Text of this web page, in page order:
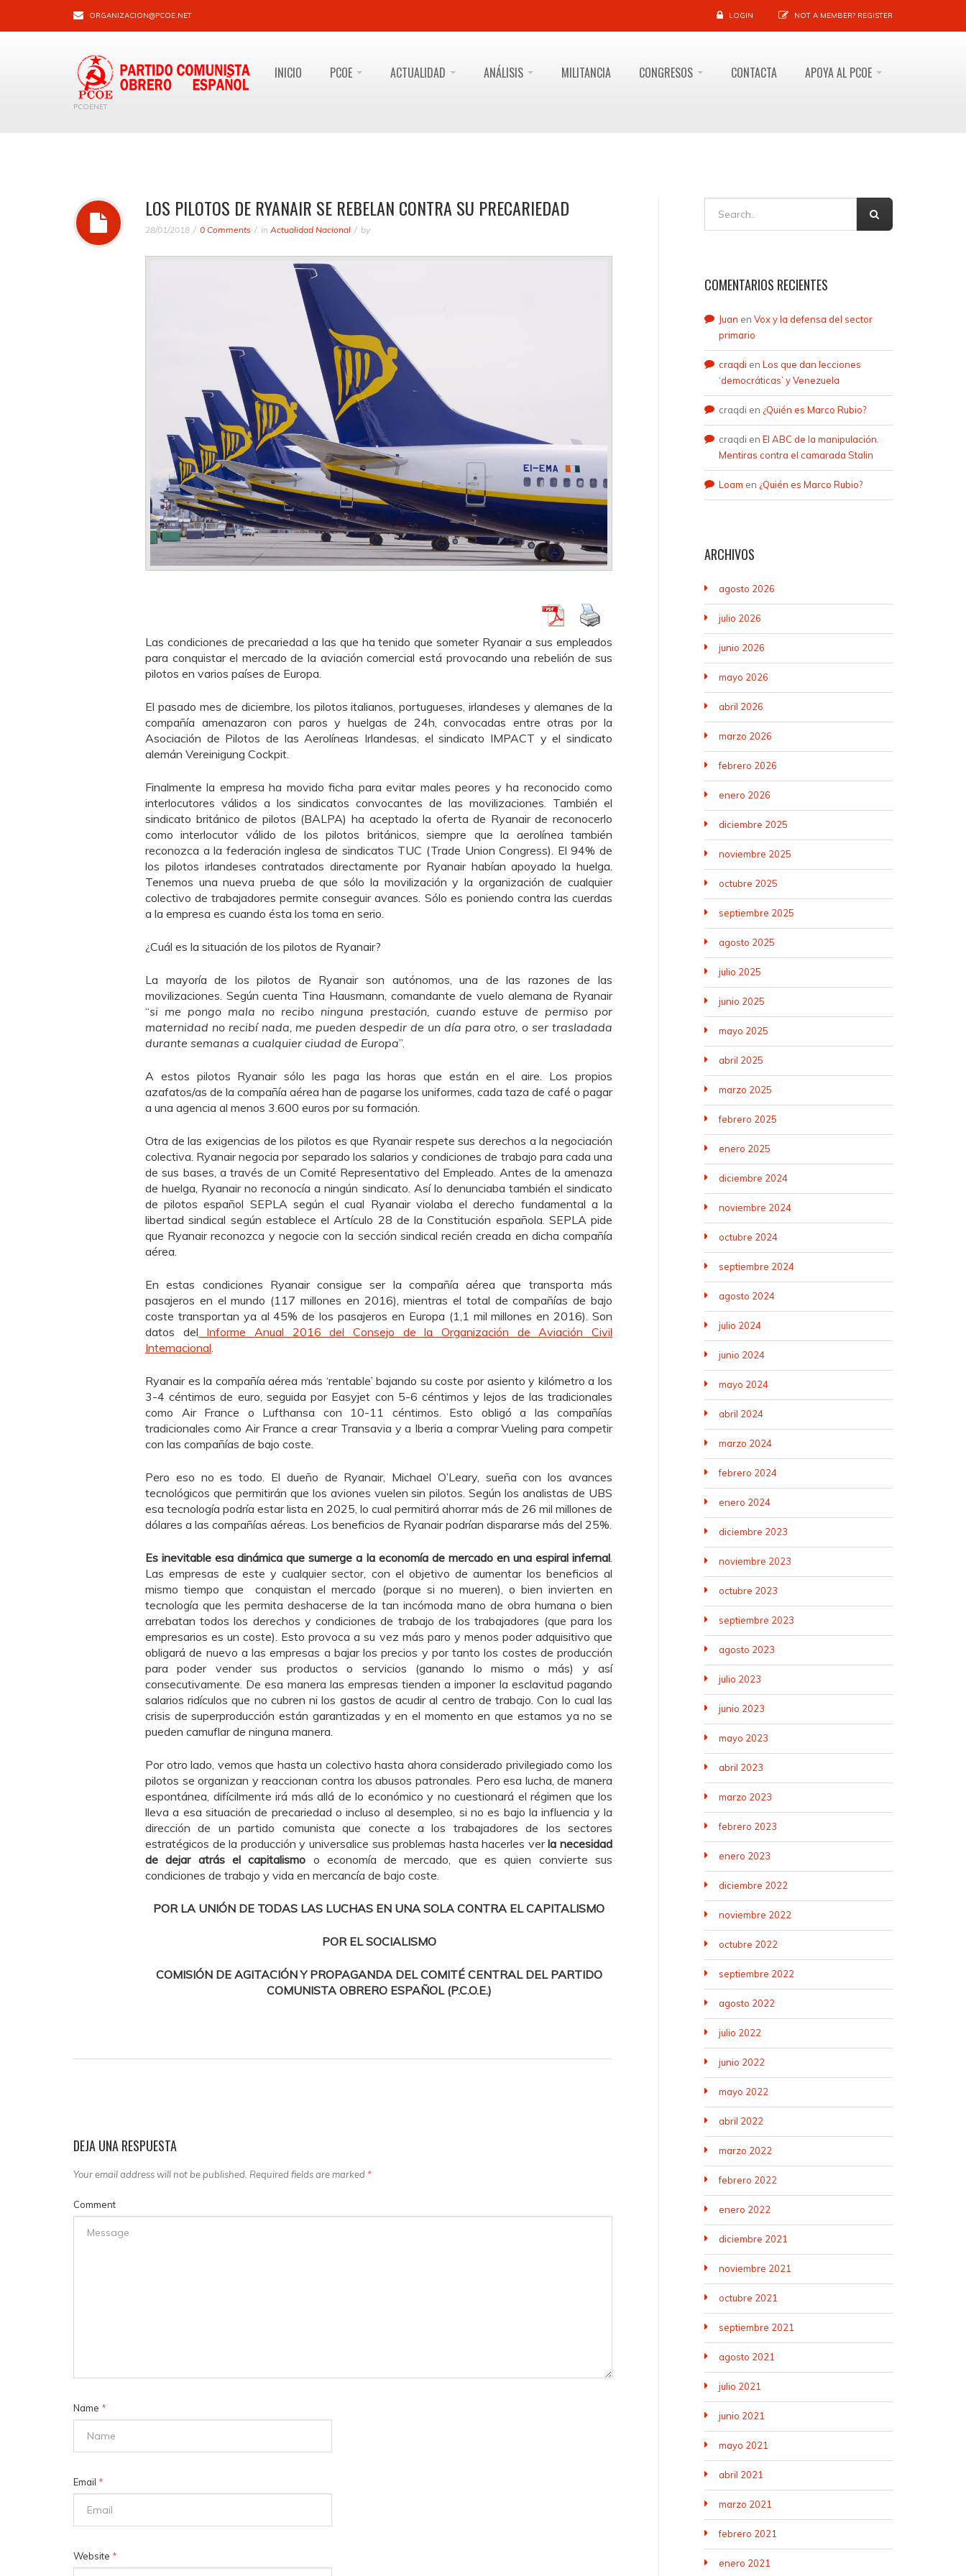
ORGANIZACION@PCOE.NET LOGIN NOT A MEMBER? REGISTER
PCOENET
INICIO PCOE ACTUALIDAD ANÁLISIS MILITANCIA CONGRESOS CONTACTA APOYA AL PCOE
LOS PILOTOS DE RYANAIR SE REBELAN CONTRA SU PRECARIEDAD
28/01/2018 0 Comments in Actualidad Nacional by
Las condiciones de precariedad a las que ha tenido que someter Ryanair a sus empleados
para conquistar el mercado de la aviación comercial está provocando una rebelión de sus
pilotos en varios países de Europa.
El pasado mes de diciembre, los pilotos italianos, portugueses, irlandeses y alemanes de la
compañía amenazaron con paros y huelgas de 24h, convocadas entre otras por la
Asociación de Pilotos de las Aerolíneas Irlandesas, el sindicato IMPACT y el sindicato
alemán Vereinigung Cockpit.
Finalmente la empresa ha movido ficha para evitar males peores y ha reconocido como
interlocutores válidos a los sindicatos convocantes de las movilizaciones. También el
sindicato británico de pilotos (BALPA) ha aceptado la oferta de Ryanair de reconocerlo
como interlocutor válido de los pilotos británicos, siempre que la aerolínea también
reconozca a la federación inglesa de sindicatos TUC (Trade Union Congress). El 94% de
los pilotos irlandeses contratados directamente por Ryanair habían apoyado la huelga.
Tenemos una nueva prueba de que sólo la movilización y la organización de cualquier
colectivo de trabajadores permite conseguir avances. Sólo es poniendo contra las cuerdas
a la empresa es cuando ésta los toma en serio.
¿Cuál es la situación de los pilotos de Ryanair?
La mayoría de los pilotos de Ryanair son autónomos, una de las razones de las
movilizaciones. Según cuenta Tina Hausmann, comandante de vuelo alemana de Ryanair
“si me pongo mala no recibo ninguna prestación, cuando estuve de permiso por
maternidad no recibí nada, me pueden despedir de un día para otro, o ser trasladada
durante semanas a cualquier ciudad de Europa”.
A estos pilotos Ryanair sólo les paga las horas que están en el aire. Los propios
azafatos/as de la compañía aérea han de pagarse los uniformes, cada taza de café o pagar
a una agencia al menos 3.600 euros por su formación.
Otra de las exigencias de los pilotos es que Ryanair respete sus derechos a la negociación
colectiva. Ryanair negocia por separado los salarios y condiciones de trabajo para cada una
de sus bases, a través de un Comité Representativo del Empleado. Antes de la amenaza
de huelga, Ryanair no reconocía a ningún sindicato. Así lo denunciaba también el sindicato
de pilotos español SEPLA según el cual Ryanair violaba el derecho fundamental a la
libertad sindical según establece el Artículo 28 de la Constitución española. SEPLA pide
que Ryanair reconozca y negocie con la sección sindical recién creada en dicha compañía
aérea.
En estas condiciones Ryanair consigue ser la compañía aérea que transporta más
pasajeros en el mundo (117 millones en 2016), mientras el total de compañías de bajo
coste transportan ya al 45% de los pasajeros en Europa (1,1 mil millones en 2016). Son
datos del Informe Anual 2016 del Consejo de la Organización de Aviación Civil
Internacional.
Ryanair es la compañía aérea más ‘rentable’ bajando su coste por asiento y kilómetro a los
3-4 céntimos de euro, seguida por Easyjet con 5-6 céntimos y lejos de las tradicionales
como Air France o Lufthansa con 10-11 céntimos. Esto obligó a las compañías
tradicionales como Air France a crear Transavia y a Iberia a comprar Vueling para competir
con las compañías de bajo coste.
Pero eso no es todo. El dueño de Ryanair, Michael O’Leary, sueña con los avances
tecnológicos que permitirán que los aviones vuelen sin pilotos. Según los analistas de UBS
esa tecnología podría estar lista en 2025, lo cual permitirá ahorrar más de 26 mil millones de
dólares a las compañías aéreas. Los beneficios de Ryanair podrían dispararse más del 25%.
Es inevitable esa dinámica que sumerge a la economía de mercado en una espiral infernal.
Las empresas de este y cualquier sector, con el objetivo de aumentar los beneficios al
mismo tiempo que conquistan el mercado (porque si no mueren), o bien invierten en
tecnología que les permita deshacerse de la tan incómoda mano de obra humana o bien
arrebatan todos los derechos y condiciones de trabajo de los trabajadores (que para los
empresarios es un coste). Esto provoca a su vez más paro y menos poder adquisitivo que
obligará de nuevo a las empresas a bajar los precios y por tanto los costes de producción
para poder vender sus productos o servicios (ganando lo mismo o más) y así
consecutivamente. De esa manera las empresas tienden a imponer la esclavitud pagando
salarios ridículos que no cubren ni los gastos de acudir al centro de trabajo. Con lo cual las
crisis de superproducción están garantizadas y en el momento en que estamos ya no se
pueden camuflar de ninguna manera.
Por otro lado, vemos que hasta un colectivo hasta ahora considerado privilegiado como los
pilotos se organizan y reaccionan contra los abusos patronales. Pero esa lucha, de manera
espontánea, difícilmente irá más allá de lo económico y no cuestionará el régimen que los
lleva a esa situación de precariedad o incluso al desempleo, si no es bajo la influencia y la
dirección de un partido comunista que conecte a los trabajadores de los sectores
estratégicos de la producción y universalice sus problemas hasta hacerles verla necesidad
de dejar atrás el capitalismo o economía de mercado, que es quien convierte sus
condiciones de trabajo y vida en mercancía de bajo coste.
POR LA UNIÓN DE TODAS LAS LUCHAS EN UNA SOLA CONTRA EL CAPITALISMO
POR EL SOCIALISMO
COMISIÓN DE AGITACIÓN Y PROPAGANDA DEL COMITÉ CENTRAL DEL PARTIDO
COMUNISTA OBRERO ESPAÑOL (P.C.O.E.)
DEJA UNA RESPUESTA
Your email address will not be published. Required fields are marked *
Comment
Name *
Email *
Website *
COMENTARIOS RECIENTES
Juan en Vox y la defensa del sector
primario
craqdi en Los que dan lecciones
‘democráticas’ y Venezuela
craqdi en ¿Quién es Marco Rubio?
craqdi en El ABC de la manipulación.
Mentiras contra el camarada Stalin
Loam en ¿Quién es Marco Rubio?
ARCHIVOS
agosto 2026
julio 2026
junio 2026
mayo 2026
abril 2026
marzo 2026
febrero 2026
enero 2026
diciembre 2025
noviembre 2025
octubre 2025
septiembre 2025
agosto 2025
julio 2025
junio 2025
mayo 2025
abril 2025
marzo 2025
febrero 2025
enero 2025
diciembre 2024
noviembre 2024
octubre 2024
septiembre 2024
agosto 2024
julio 2024
junio 2024
mayo 2024
abril 2024
marzo 2024
febrero 2024
enero 2024
diciembre 2023
noviembre 2023
octubre 2023
septiembre 2023
agosto 2023
julio 2023
junio 2023
mayo 2023
abril 2023
marzo 2023
febrero 2023
enero 2023
diciembre 2022
noviembre 2022
octubre 2022
septiembre 2022
agosto 2022
julio 2022
junio 2022
mayo 2022
abril 2022
marzo 2022
febrero 2022
enero 2022
diciembre 2021
noviembre 2021
octubre 2021
septiembre 2021
agosto 2021
julio 2021
junio 2021
mayo 2021
abril 2021
marzo 2021
febrero 2021
enero 2021